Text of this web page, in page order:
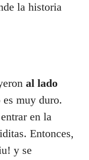
la historia
al lado
muy duro.
en la
Entonces,
y se